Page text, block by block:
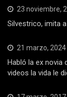
23 noviembre,
Silvestrico, imita
21 marzo, 2024
Habló la ex novia
videos la vida le